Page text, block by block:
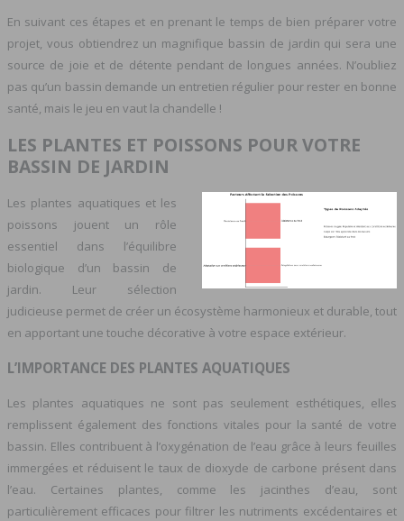
En suivant ces étapes et en prenant le temps de bien préparer votre
projet, vous obtiendrez un magnifique bassin de jardin qui sera une
source de joie et de détente pendant de longues années. N’oubliez
pas qu’un bassin demande un entretien régulier pour rester en bonne
santé, mais le jeu en vaut la chandelle !
LES PLANTES ET POISSONS POUR VOTRE
BASSIN DE JARDIN
Les plantes aquatiques et les
poissons jouent un rôle
essentiel dans l’équilibre
biologique d’un bassin de
jardin. Leur sélection
judicieuse permet de créer un écosystème harmonieux et durable, tout
en apportant une touche décorative à votre espace extérieur.
L’IMPORTANCE DES PLANTES AQUATIQUES
Les plantes aquatiques ne sont pas seulement esthétiques, elles
remplissent également des fonctions vitales pour la santé de votre
bassin. Elles contribuent à l’oxygénation de l’eau grâce à leurs feuilles
immergées et réduisent le taux de dioxyde de carbone présent dans
l’eau. Certaines plantes, comme les jacinthes d’eau, sont
particulièrement efficaces pour filtrer les nutriments excédentaires et